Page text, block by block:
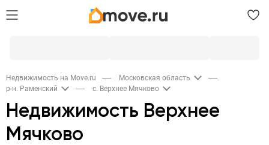
Недвижимость на Move.ru
Московская область
р-н. Раменский
с. Верхнее Мячково
Недвижимость Верхнее
Мячково